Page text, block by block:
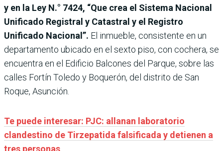
y en la Ley N.° 7424, “Que crea el Sistema Nacional
Unificado Registral y Catastral y el Registro
Unificado Nacional”. El inmueble, consistente en un
departamento ubicado en el sexto piso, con cochera, se
encuentra en el Edificio Balcones del Parque, sobre las
calles Fortín Toledo y Boquerón, del distrito de San
Roque, Asunción.
Te puede interesar: PJC: allanan laboratorio
clandestino de Tirzepatida falsificada y detienen a